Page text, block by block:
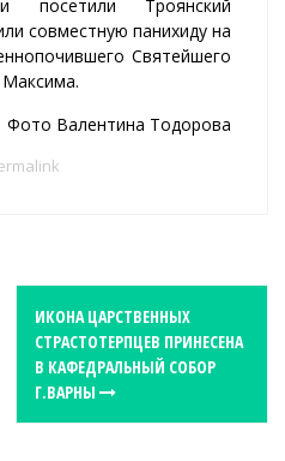
посетили Троянский
совместную панихиду на
Святейшего
Максима.
Фото Валентина Тодорова
ИКОНА ЦАРСТВЕННЫХ
СТРАСТОТЕРПЦЕВ ПРИНЕСЕНА
В КАФЕДРАЛЬНЫЙ СОБОР
Г.ВАРНЫ